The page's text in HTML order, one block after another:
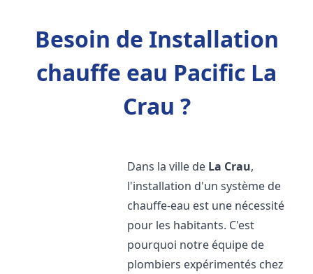
Besoin de Installation
chauffe eau Pacific La
Crau ?
Dans la ville de La Crau,
l'installation d'un système de
chauffe-eau est une nécessité
pour les habitants. C'est
pourquoi notre équipe de
plombiers expérimentés chez